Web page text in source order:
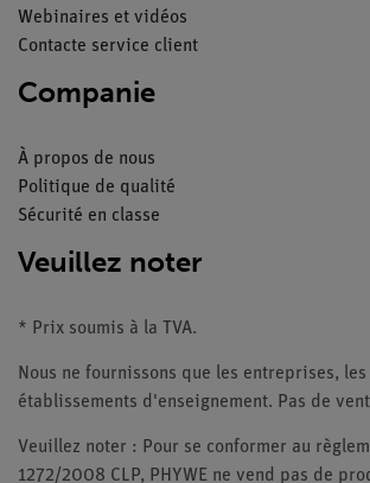
Webinaires et vidéos
Contacte service client
Companie
À propos de nous
Politique de qualité
Sécurité en classe
Veuillez noter
* Prix soumis à la TVA.
Nous ne fournissons que les entreprises,
établissements d'enseignement. Pas de
Veuillez noter : Pour se conformer au
1272/2008 CLP, PHYWE ne vend pas de